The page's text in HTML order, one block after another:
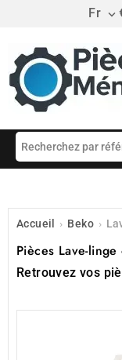
Fr 
Accueil › Beko ›
Pièces Lave-
Retrouvez vos